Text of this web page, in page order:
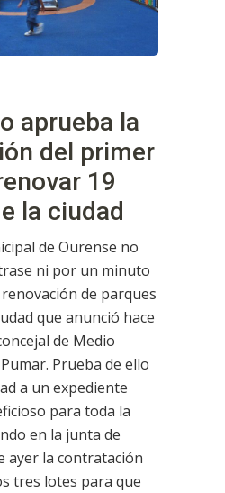
aprueba la
del primer
19
la ciudad
de Ourense no
ni por un minuto
de parques
que anunció hace
de Medio
Prueba de ello
a un expediente
para toda la
en la junta de
ayer la contratación
tres lotes para que